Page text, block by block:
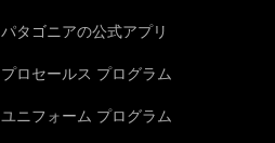
パタゴニアの公式アプリ
プロセールス プログラム
ユニフォーム プログラム